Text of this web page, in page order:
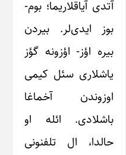
آتدی آیاقلاریما؛ بوم-
بوز ایدی‌لر. بیردن
بیره اؤز- اؤزونه گؤز
یاشلاری سئل کیمی
اوزوندن آخماغا
باشلادی. ائله او
حالدا، ال تلفنونی